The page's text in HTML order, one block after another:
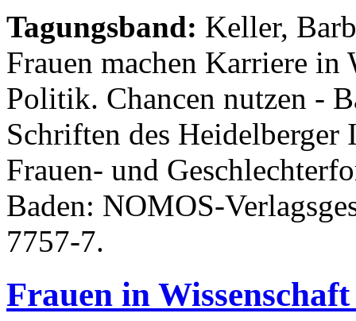
Tagungsband: Keller,
Frauen machen Karriere in
Politik. Chancen nutzen -
Schriften des
Frauen- und
Baden: NOMOS-
7757-7.
Frauen in